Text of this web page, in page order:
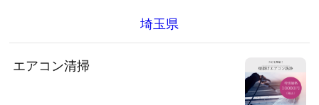
埼玉県
エアコン清掃